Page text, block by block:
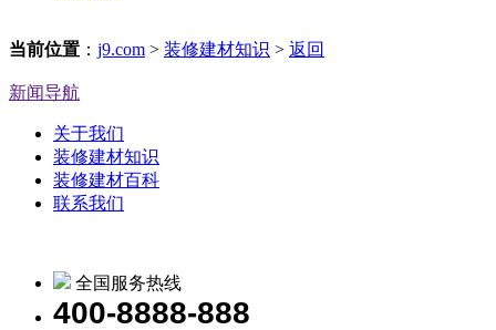
当前位置 ： j9.com > 装修建材知识 > 返回
新闻导航
关于我们
装修建材知识
装修建材百科
联系我们
全国服务热线
400-8888-888